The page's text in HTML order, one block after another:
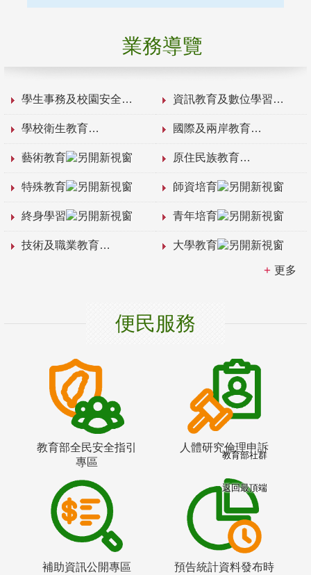
業務導覽
學生事務及校園安全 資訊教育及數位學習
學校衛生教育 國際及兩岸教育
藝術教育 原住民族教育
特殊教育 師資培育
終身學習 青年培育
技術及職業教育 大學教育
更多
便民服務
教育部全民安全指引
專區
人體研究倫理申訴
補助資訊公開專區
預告統計資料發布時
教育部社群
返回最頂端